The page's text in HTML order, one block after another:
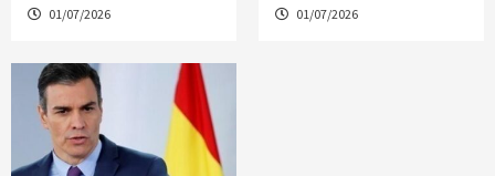
01/07/2026 01/07/2026